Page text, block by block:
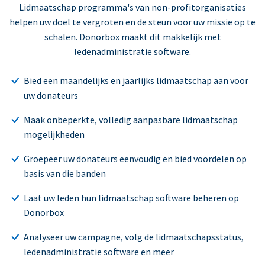
Lidmaatschap programma's van non-profitorganisaties
helpen uw doel te vergroten en de steun voor uw missie op te
schalen. Donorbox maakt dit makkelijk met
ledenadministratie software.
Bied een maandelijks en jaarlijks lidmaatschap aan voor
uw donateurs
Maak onbeperkte, volledig aanpasbare lidmaatschap
mogelijkheden
Groepeer uw donateurs eenvoudig en bied voordelen op
basis van die banden
Laat uw leden hun lidmaatschap software beheren op
Donorbox
Analyseer uw campagne, volg de lidmaatschapsstatus,
ledenadministratie software en meer